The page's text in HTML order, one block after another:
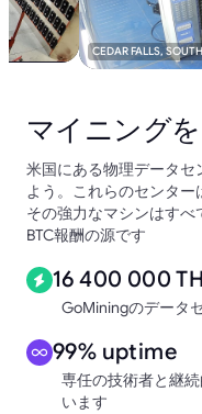
CEDAR FALLS,
マイニング
米国にある物理データセ
よう。これらのセンター
その強力なマシンはすべ
BTC報酬の源です
16 400 000 TH
GoMiningのデータ
99% uptime
専任の技術者と継
います